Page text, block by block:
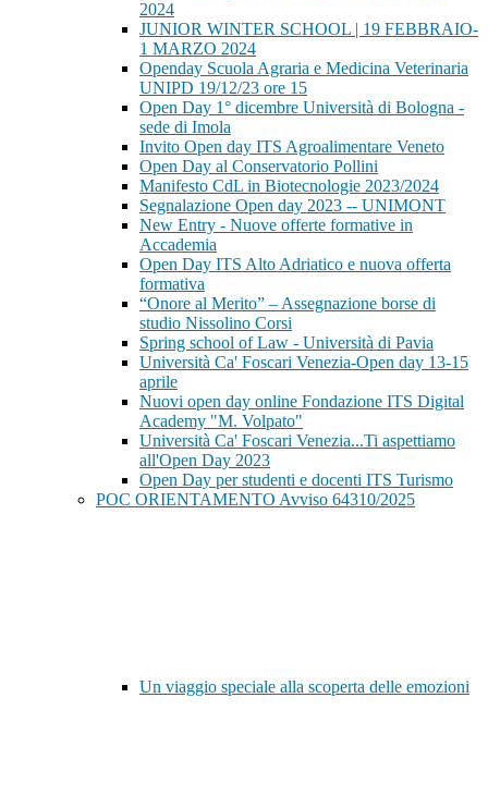
2024
JUNIOR WINTER SCHOOL | 19 FEBBRAIO-
1 MARZO 2024
Openday Scuola Agraria e Medicina Veterinaria
UNIPD 19/12/23 ore 15
Open Day 1° dicembre Università di Bologna -
sede di Imola
Invito Open day ITS Agroalimentare Veneto
Open Day al Conservatorio Pollini
Manifesto CdL in Biotecnologie 2023/2024
Segnalazione Open day 2023 -- UNIMONT
New Entry - Nuove offerte formative in
Accademia
Open Day ITS Alto Adriatico e nuova offerta
formativa
“Onore al Merito” – Assegnazione borse di
studio Nissolino Corsi
Spring school of Law - Università di Pavia
Università Ca' Foscari Venezia-Open day 13-15
aprile
Nuovi open day online Fondazione ITS Digital
Academy "M. Volpato"
Università Ca' Foscari Venezia...Ti aspettiamo
all'Open Day 2023
Open Day per studenti e docenti ITS Turismo
POC ORIENTAMENTO Avviso 64310/2025
Un viaggio speciale alla scoperta delle emozioni